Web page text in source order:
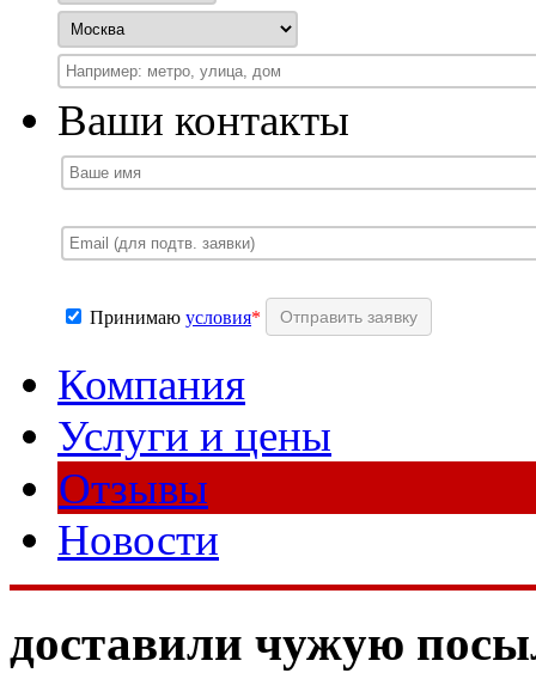
Ваши контакты
Принимаю условия*
Компания
Услуги и цены
Отзывы
Новости
доставили чужую